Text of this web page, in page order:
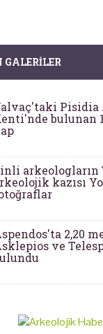
GALERILER
bulunan
kazısı
2,20
ve